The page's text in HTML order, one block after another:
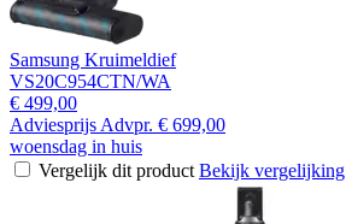
Samsung Kruimeldief
VS20C954CTN/WA
€ 499,00
Adviesprijs Advpr. € 699,00
woensdag in huis
Vergelijk dit product Bekijk vergelijking